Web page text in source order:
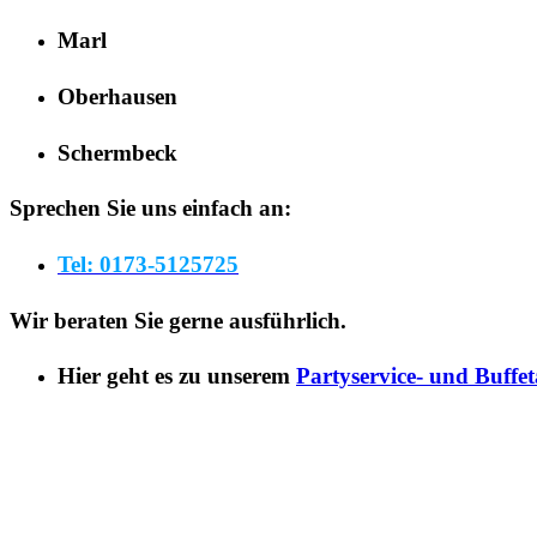
Marl
Oberhausen
Schermbeck
Sprechen Sie uns einfach an:
Tel: 0173-5125725
Wir beraten Sie gerne ausführlich.
Hier geht es zu unserem Partyservice- und